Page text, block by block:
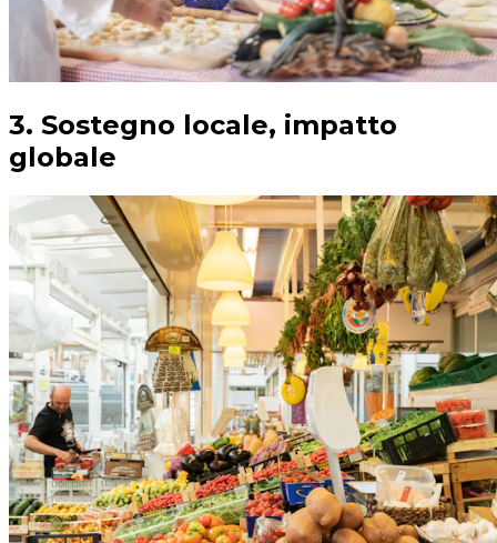
3. Sostegno locale, impatto
globale